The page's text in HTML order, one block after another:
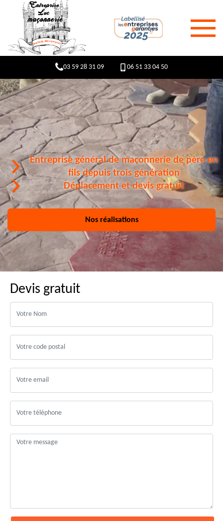
03 59 28 31 09 06 51 33 04 50
Entreprise général de maçonnerie de père en
fils depuis trois génération
Déplacement et devis gratuit
Nos réalisations
Devis gratuit